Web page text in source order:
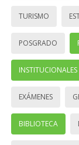
TURISMO
POSGRADO
INSTITUCIONALES
EXÁMENES
BIBLIOTECA